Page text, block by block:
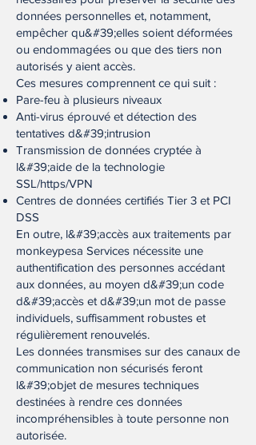
données personnelles et, notamment,
empêcher qu&#39;elles soient déformées
ou endommagées ou que des tiers non
autorisés y aient accès.
Ces mesures comprennent ce qui suit :
Pare-feu à plusieurs niveaux
Anti-virus éprouvé et détection des
tentatives d&#39;intrusion
Transmission de données cryptée à
l&#39;aide de la technologie
SSL/https/VPN
Centres de données certifiés Tier 3 et PCI
DSS
En outre, l&#39;accès aux traitements par
monkeypesa Services nécessite une
authentification des personnes accédant
aux données, au moyen d&#39;un code
d&#39;accès et d&#39;un mot de passe
individuels, suffisamment robustes et
régulièrement renouvelés.
Les données transmises sur des canaux de
communication non sécurisés feront
l&#39;objet de mesures techniques
destinées à rendre ces données
incompréhensibles à toute personne non
autorisée.